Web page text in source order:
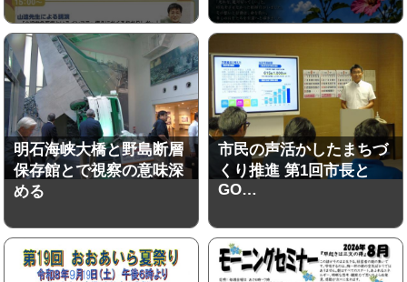
明石海峡大橋と野島断層
保存館とで視察の意味深
める
市民の声活かしたまちづ
くり推進 第1回市長と
GO…